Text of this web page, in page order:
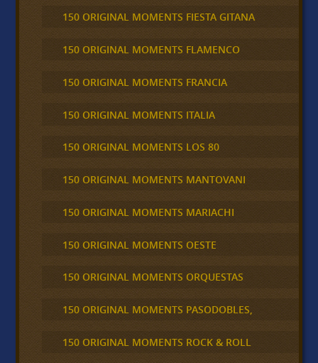
150 ORIGINAL MOMENTS FIESTA GITANA
150 ORIGINAL MOMENTS FLAMENCO
150 ORIGINAL MOMENTS FRANCIA
150 ORIGINAL MOMENTS ITALIA
150 ORIGINAL MOMENTS LOS 80
150 ORIGINAL MOMENTS MANTOVANI
150 ORIGINAL MOMENTS MARIACHI
150 ORIGINAL MOMENTS OESTE
150 ORIGINAL MOMENTS ORQUESTAS
150 ORIGINAL MOMENTS PASODOBLES,
150 ORIGINAL MOMENTS ROCK & ROLL